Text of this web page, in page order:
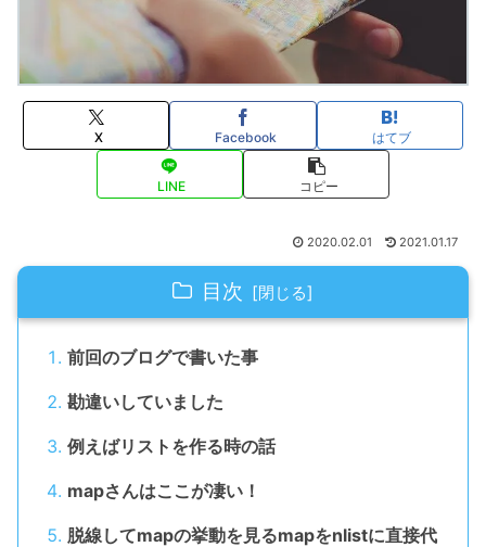
X Facebook はてブ
LINE コピー
2020.02.01 2021.01.17
目次
前回のブログで書いた事
勘違いしていました
例えばリストを作る時の話
mapさんはここが凄い！
脱線してmapの挙動を見るmapをnlistに直接代